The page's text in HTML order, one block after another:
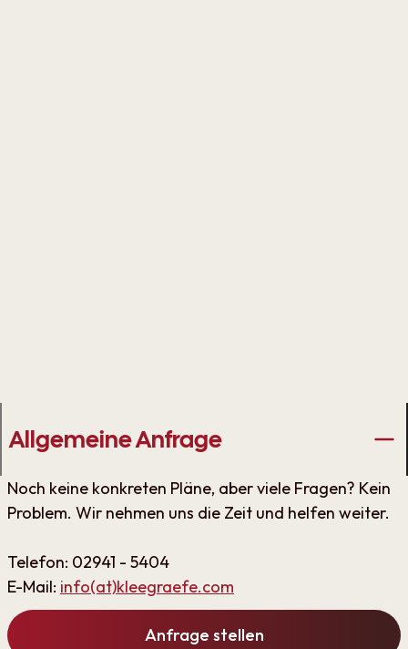
Allgemeine Anfrage
Noch keine konkreten Pläne, aber viele Fragen? Kein
Problem. Wir nehmen uns die Zeit und helfen weiter.
Telefon: 02941 - 5404
E-Mail: info(at)kleegraefe.com
Anfrage stellen